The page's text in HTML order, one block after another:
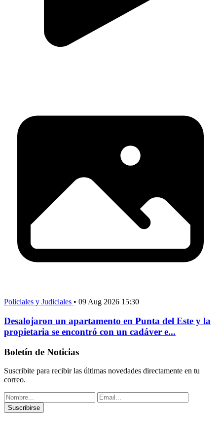
Policiales y Judiciales • 09 Aug 2026 15:30
Desalojaron un apartamento en Punta del Este y la
propietaria se encontró con un cadáver e...
Boletín de Noticias
Suscribite para recibir las últimas novedades directamente en tu
correo.
Suscribirse